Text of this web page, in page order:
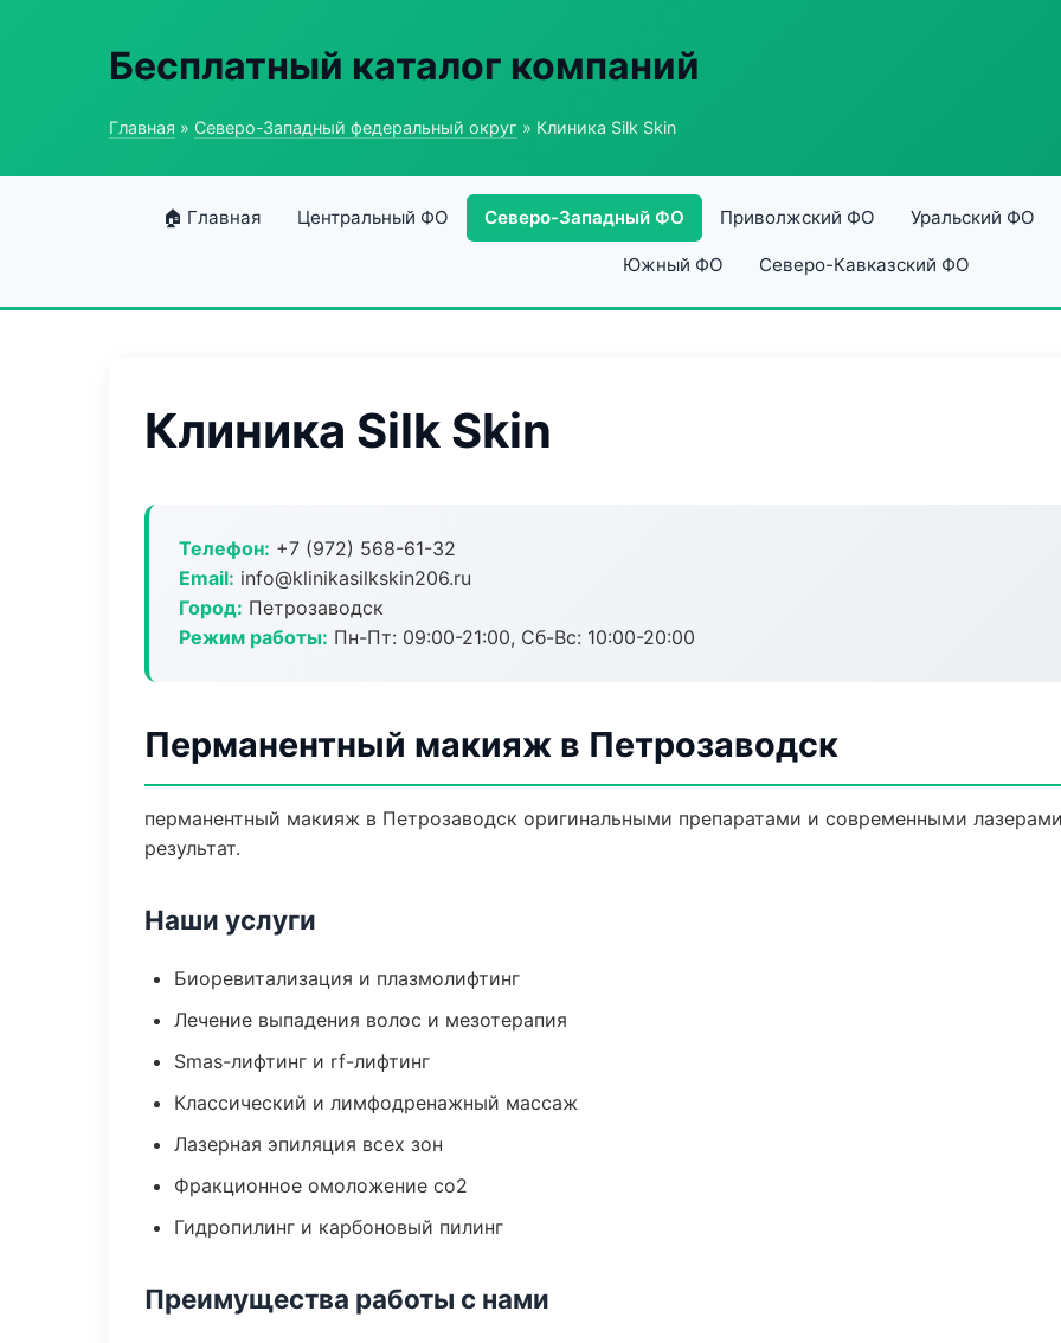
Бесплатный каталог компаний
Главная » Северо-Западный федеральный округ » Клиника Silk Skin
🏠 Главная Центральный ФО Северо-Западный ФО Приволжский ФО Уральский ФО
Южный ФО Северо-Кавказский ФО
Клиника Silk Skin
Телефон: +7 (972) 568-61-32
Email: info@klinikasilkskin206.ru
Город: Петрозаводск
Режим работы: Пн-Пт: 09:00-21:00, Сб-Вс: 10:00-20:00
Перманентный макияж в Петрозаводск
перманентный макияж в Петрозаводск оригинальными препаратами и современными
результат.
Наши услуги
Биоревитализация и плазмолифтинг
Лечение выпадения волос и мезотерапия
Smas-лифтинг и rf-лифтинг
Классический и лимфодренажный массаж
Лазерная эпиляция всех зон
Фракционное омоложение co2
Гидропилинг и карбоновый пилинг
Преимущества работы с нами